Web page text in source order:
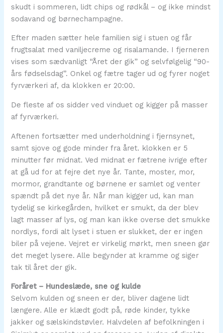
skudt i sommeren, lidt chips og rødkål – og ikke mindst
sodavand og børnechampagne.
Efter maden sætter hele familien sig i stuen og får
frugtsalat med vaniljecreme og risalamande. I fjerneren
vises som sædvanligt “Året der gik” og selvfølgelig “90-
års fødselsdag”. Onkel og fætre tager ud og fyrer noget
fyrværkeri af, da klokken er 20:00.
De fleste af os sidder ved vinduet og kigger på masser
af fyrværkeri.
Aftenen fortsætter med underholdning i fjernsynet,
samt sjove og gode minder fra året. klokken er 5
minutter før midnat. Ved midnat er fætrene ivrige efter
at gå ud for at fejre det nye år. Tante, moster, mor,
mormor, grandtante og børnene er samlet og venter
spændt på det nye år. Når man kigger ud, kan man
tydelig se kirkegården, hvilket er smukt, da der blev
lagt masser af lys, og man kan ikke overse det smukke
nordlys, fordi alt lyset i stuen er slukket, der er ingen
biler på vejene. Vejret er virkelig mørkt, men sneen gør
det meget lysere. Alle begynder at kramme og siger
tak til året der gik.
Foråret – Hundeslæde, sne og kulde
Selvom kulden og sneen er der, bliver dagene lidt
længere. Alle er klædt godt på, røde kinder, tykke
jakker og sælskindstøvler. Halvdelen af befolkningen i